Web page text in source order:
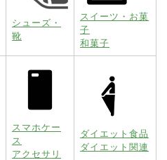
シューズ・
靴
スイーツ・お菓
子
和菓子
スマホケー
ス
アクセサリ
ダイエット食品
ダイエット関連